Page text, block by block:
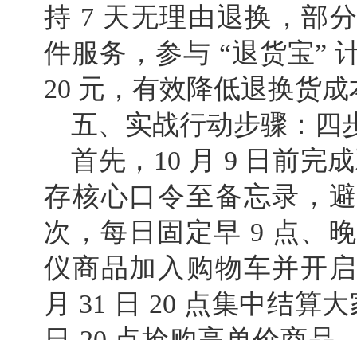
持 7 天无理由退换，部
件服务，参与 “退货宝”
20 元，有效降低退换货成
五、实战行动步骤：四
首先，10 月 9 日前完
存核心口令至备忘录，
次，每日固定早 9 点、
仪商品加入购物车并开
月 31 日 20 点集中结算